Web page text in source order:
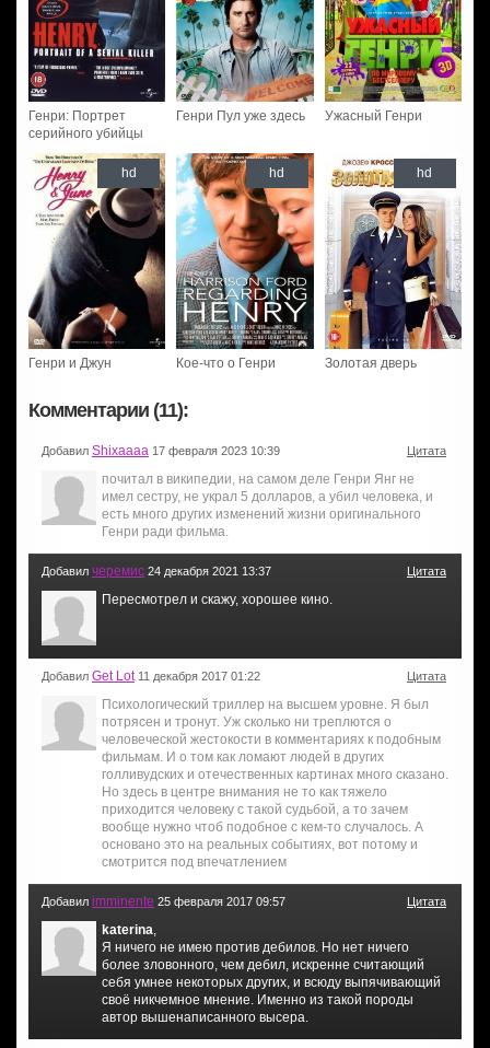
Генри: Портрет
серийного убийцы
Генри Пул уже здесь Ужасный Генри
Генри и Джун
hd
Кое-что о Генри
hd
Золотая дверь
hd
Комментарии (11):
Добавил Shixaaaa 17 февраля 2023 10:39 Цитата
почитал в википедии, на самом деле Генри Янг не
имел сестру, не украл 5 долларов, а убил человека, и
есть много других изменений жизни оригинального
Генри ради фильма.
Добавил черемис 24 декабря 2021 13:37 Цитата
Пересмотрел и скажу, хорошее кино.
Добавил Get Lot 11 декабря 2017 01:22 Цитата
Психологический триллер на высшем уровне. Я был
потрясен и тронут. Уж сколько ни треплются о
человеческой жестокости в комментариях к подобным
фильмам. И о том как ломают людей в других
голливудских и отечественных картинах много сказано.
Но здесь в центре внимания не то как тяжело
приходится человеку с такой судьбой, а то зачем
вообще нужно чтоб подобное с кем-то случалось. А
основано это на реальных событиях, вот потому и
смотрится под впечатлением
Добавил imminente 25 февраля 2017 09:57 Цитата
katerina,
Я ничего не имею против дебилов. Но нет ничего
более зловонного, чем дебил, искренне считающий
себя умнее некоторых других, и всюду выпячивающий
своё никчемное мнение. Именно из такой породы
автор вышенаписанного высера.